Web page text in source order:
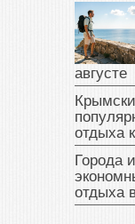
августе
отдыха
Города
отдыха